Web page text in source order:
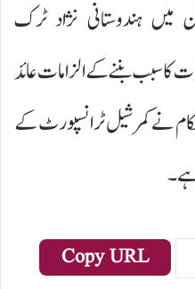
ہندوستانی نژاد ٹرک
کا سبب بننے کے الزامات عائد
نے کمرشیل ٹرانسپورٹ کے
Copy URL